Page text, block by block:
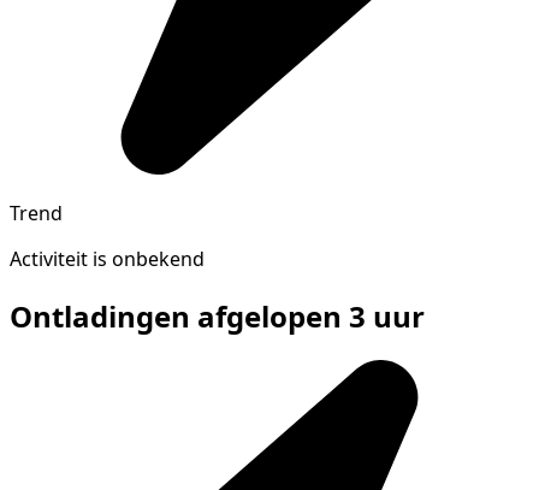
Trend
Activiteit is onbekend
Ontladingen afgelopen 3 uur